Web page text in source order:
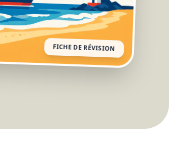
FICHE DE RÉVISION